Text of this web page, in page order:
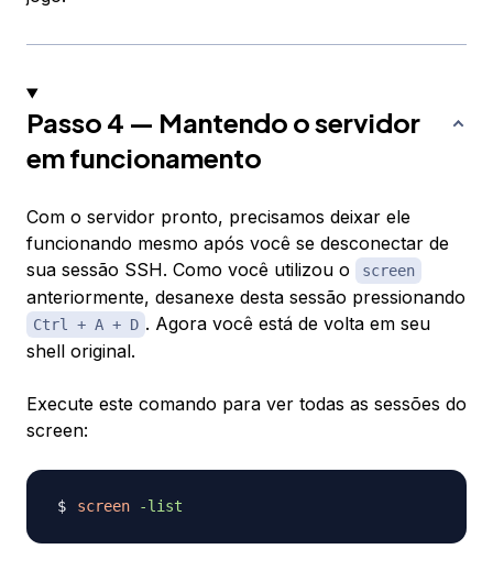
Passo 4 — Mantendo o servidor
em funcionamento
Com o servidor pronto, precisamos deixar ele
funcionando mesmo após você se desconectar de
sua sessão SSH. Como você utilizou o
screen
anteriormente, desanexe desta sessão pressionando
Ctrl + A + D . Agora você está de volta em seu
shell original.
Execute este comando para ver todas as sessões do
screen:
screen -list